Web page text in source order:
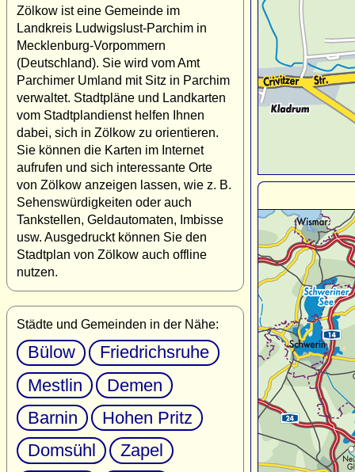
Zölkow ist eine Gemeinde im
Landkreis Ludwigslust-Parchim in
Mecklenburg-Vorpommern
(Deutschland). Sie wird vom Amt
Parchimer Umland mit Sitz in Parchim
verwaltet. Stadtpläne und Landkarten
vom Stadtplandienst helfen Ihnen
dabei, sich in Zölkow zu orientieren.
Sie können die Karten im Internet
aufrufen und sich interessante Orte
von Zölkow anzeigen lassen, wie z. B.
Sehenswürdigkeiten oder auch
Tankstellen, Geldautomaten, Imbisse
usw. Ausgedruckt können Sie den
Stadtplan von Zölkow auch offline
nutzen.
Städte und Gemeinden in der Nähe:
Bülow
Friedrichsruhe
Mestlin
Demen
Barnin
Hohen Pritz
Domsühl
Zapel